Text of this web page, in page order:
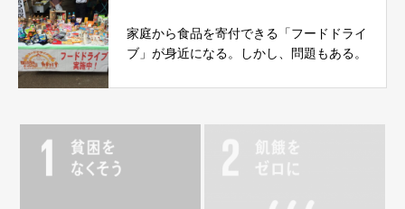
家庭から食品を寄付できる「フードドライ
ブ」が身近になる。しかし、問題もある。